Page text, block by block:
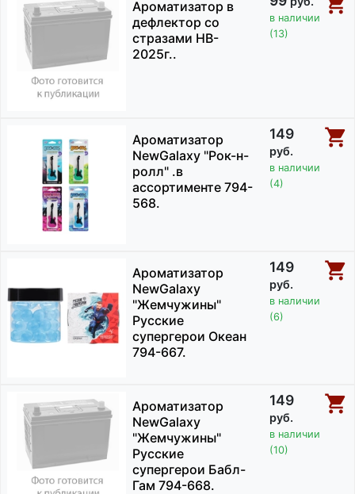
Ароматизатор в
дефлектор со
стразами HB-
2025г..
в наличии
(13)
Ароматизатор
NewGalaxy "Рок-н-
ролл" .в
ассортименте 794-
568.
149
руб.
в наличии
(4)
Ароматизатор
NewGalaxy
"Жемчужины"
Русские
супергерои Океан
794-667.
149
руб.
в наличии
(6)
Ароматизатор
NewGalaxy
"Жемчужины"
Русские
супергерои Бабл-
Гам 794-668.
149
руб.
в наличии
(10)